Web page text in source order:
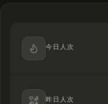
今日人次
昨日人次